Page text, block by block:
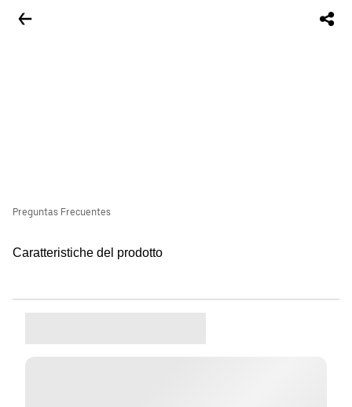
Preguntas Frecuentes
Caratteristiche del prodotto